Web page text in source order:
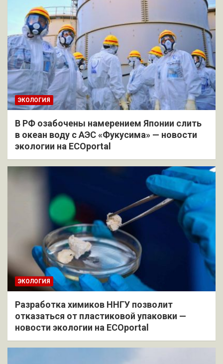
ЭКОЛОГИЯ
В РФ озабочены намерением Японии слить
в океан воду с АЭС «Фукусима» — новости
экологии на ECOportal
ЭКОЛОГИЯ
Разработка химиков ННГУ позволит
отказаться от пластиковой упаковки —
новости экологии на ECOportal